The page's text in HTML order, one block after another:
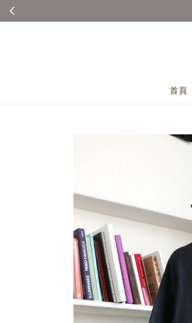
首頁